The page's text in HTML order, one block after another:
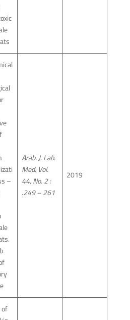
2019
Arab. J. Lab.
Med. Vol.
44, No. 2 :
249 – 261
.
–